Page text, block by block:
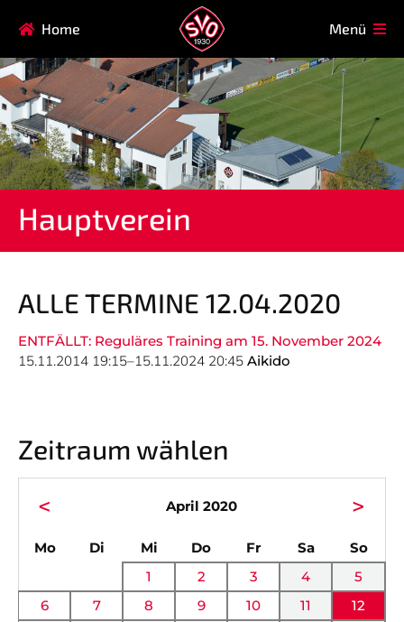
Home Menü
Hauptverein
ALLE TERMINE 12.04.2020
ENTFÄLLT: Reguläres Training am 15. November 2024
15.11.2014 19:15–15.11.2024 20:45 Aikido
Zeitraum wählen
< April 2020 >
Montag Dienstag
Mittwoch
Donnerstag
Freitag SamstagSo
1
2 3 4
5
6
7 8 9 10 11
12
Navigation
überspringen
HAUPTVEREIN
MITGLIEDSCHAFT
FAQ
Navigation
überspringen
AIKIDO
EISSTOCK
FITNESSKURSE
FUSSBALL
GARDE
GESUNDHEITSSPORT
KINDERTURNEN
KYUDO
REHASPORT
TAEKWONDO
TENNIS
Navigation
überspringen
SVO
Mitgliedschaft
Ehrenmitglieder
Gesundheitssport
Verwaltung Intern
INFO
Alle Termine
Anfahrt
Chronik
Fanshop